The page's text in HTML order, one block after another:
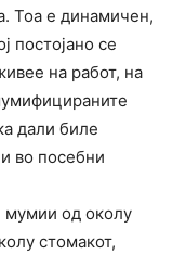
Тоа е динамичен,
постојано се
на работ, на
дали биле
во посебни
мумии од околу
стомакот,